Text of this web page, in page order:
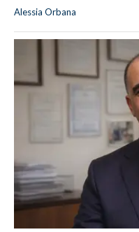
Alessia Orbana